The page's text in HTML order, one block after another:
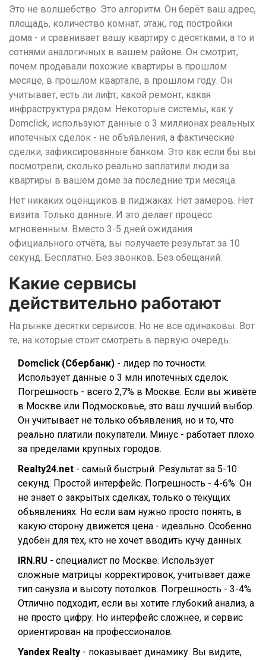
Это не волшебство. Это алгоритм. Он берёт ваш адрес,
площадь, количество комнат, этаж, год постройки
дома - и сравнивает вашу квартиру с десятками, а то и
сотнями аналогичных в вашем районе. Он смотрит,
почем продавали похожие квартиры в прошлом
месяце, в прошлом квартале, в прошлом году. Он
учитывает, есть ли лифт, какой ремонт, какая
инфраструктура рядом. Некоторые системы, как у
Domclick, используют данные о 3 миллионах реальных
ипотечных сделок - не объявления, а фактические
сделки, зафиксированные банком. Это как если бы вы
посмотрели, сколько реально заплатили люди за
квартиры в вашем доме за последние три месяца.
Нет никаких оценщиков в пиджаках. Нет замеров. Нет
визита. Только данные. И это делает процесс
мгновенным. Вместо 3-5 дней ожидания
официального отчёта, вы получаете результат за 10
секунд. Бесплатно. Без звонков. Без обещаний.
Какие сервисы
действительно работают
На рынке десятки сервисов. Но не все одинаковы. Вот
те, на которые стоит смотреть в первую очередь.
Domclick (Сбербанк) - лидер по точности.
Использует данные о 3 млн ипотечных сделок.
Погрешность - всего 2,7% в Москве. Если вы живёте
в Москве или Подмосковье, это ваш лучший выбор.
Он учитывает не только объявления, но и то, что
реально платили покупатели. Минус - работает плохо
за пределами крупных городов.
Realty24.net - самый быстрый. Результат за 5-10
секунд. Простой интерфейс. Погрешность - 4-6%. Он
не знает о закрытых сделках, только о текущих
объявлениях. Но если вам нужно просто понять, в
какую сторону движется цена - идеально. Особенно
удобен для тех, кто не хочет вводить кучу данных.
IRN.RU - специалист по Москве. Использует
сложные матрицы корректировок, учитывает даже
тип санузла и высоту потолков. Погрешность - 3-4%.
Отлично подходит, если вы хотите глубокий анализ, а
не просто цифру. Но интерфейс сложнее, и сервис
ориентирован на профессионалов.
Yandex Realty - показывает динамику. Вы видите,